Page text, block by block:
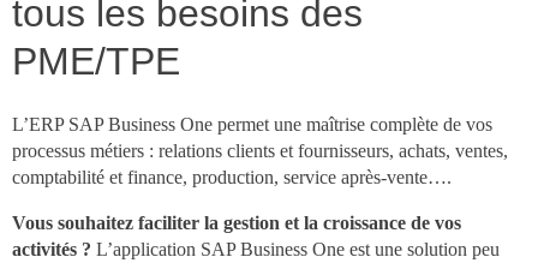
tous les besoins des
PME/TPE
L’ERP SAP Business One permet une maîtrise complète de vos
processus métiers : relations clients et fournisseurs, achats, ventes,
comptabilité et finance, production, service après-vente….
Vous souhaitez faciliter la gestion et la croissance de vos
activités ? L’application SAP Business One est une solution peu